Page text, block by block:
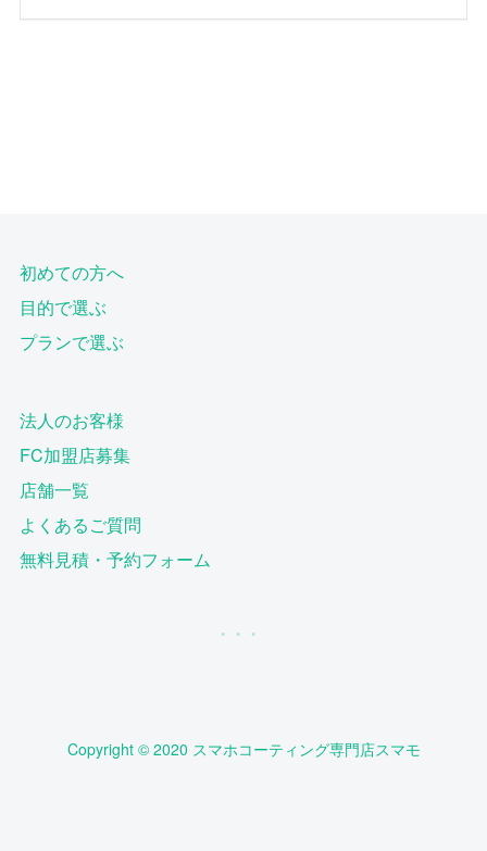
初めての方へ
目的で選ぶ
プランで選ぶ
法人のお客様
FC加盟店募集
店舗一覧
よくあるご質問
無料見積・予約フォーム
Copyright © 2020 スマホコーティング専門店スマモ